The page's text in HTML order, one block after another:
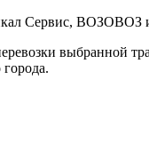
Сервис, ВОЗОВОЗ и
выбранной